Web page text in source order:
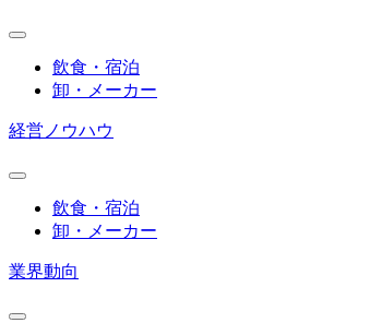
飲食・宿泊
卸・メーカー
経営ノウハウ
飲食・宿泊
卸・メーカー
業界動向